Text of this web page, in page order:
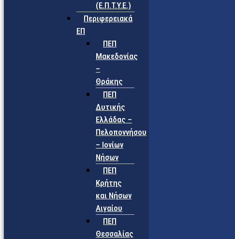
(Ε.Π.Τ.Υ.Ε.)
Περιφερειακά
ΕΠ
ΠΕΠ
Μακεδονίας
–
Θράκης
ΠΕΠ
Δυτικής
Ελλάδας –
Πελοποννήσου
– Ιονίων
Νήσων
ΠΕΠ
Κρήτης
και Νήσων
Αιγαίου
ΠΕΠ
Θεσσαλίας